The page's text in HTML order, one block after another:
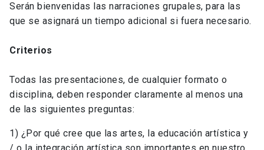
Serán bienvenidas las narraciones grupales, para las
que se asignará un tiempo adicional si fuera necesario.
Criterios
Todas las presentaciones, de cualquier formato o
disciplina, deben responder claramente al menos una
de las siguientes preguntas:
1) ¿Por qué cree que las artes, la educación artística y